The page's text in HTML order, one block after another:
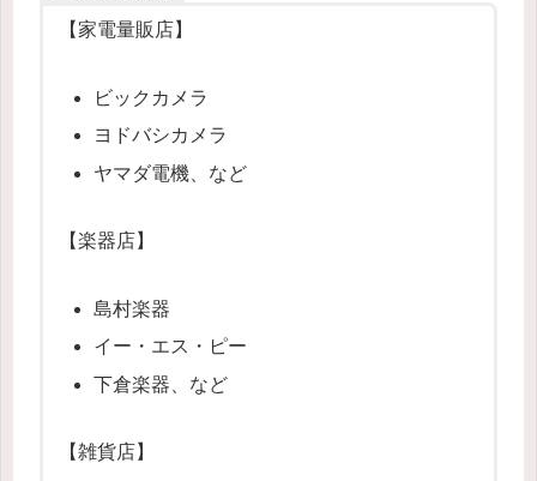
【家電量販店】
ビックカメラ
ヨドバシカメラ
ヤマダ電機、など
【楽器店】
島村楽器
イー・エス・ピー
下倉楽器、など
【雑貨店】